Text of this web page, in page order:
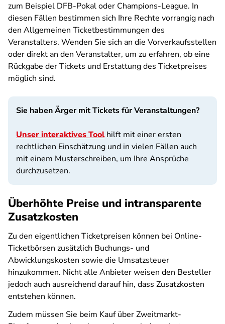
zum Beispiel DFB-Pokal oder Champions-League. In
diesen Fällen bestimmen sich Ihre Rechte vorrangig nach
den Allgemeinen Ticketbestimmungen des
Veranstalters. Wenden Sie sich an die Vorverkaufsstellen
oder direkt an den Veranstalter, um zu erfahren, ob eine
Rückgabe der Tickets und Erstattung des Ticketpreises
möglich sind.
Sie haben Ärger mit Tickets für Veranstaltungen?
Unser interaktives Toolhilft mit einer ersten
rechtlichen Einschätzung und in vielen Fällen auch
mit einem Musterschreiben, um Ihre Ansprüche
durchzusetzen.
Überhöhte Preise und intransparente
Zusatzkosten
Zu den eigentlichen Ticketpreisen können bei Online-
Ticketbörsen zusätzlich Buchungs- und
Abwicklungskosten sowie die Umsatzsteuer
hinzukommen. Nicht alle Anbieter weisen den Besteller
jedoch auch ausreichend darauf hin, dass Zusatzkosten
entstehen können.
Zudem müssen Sie beim Kauf über Zweitmarkt-